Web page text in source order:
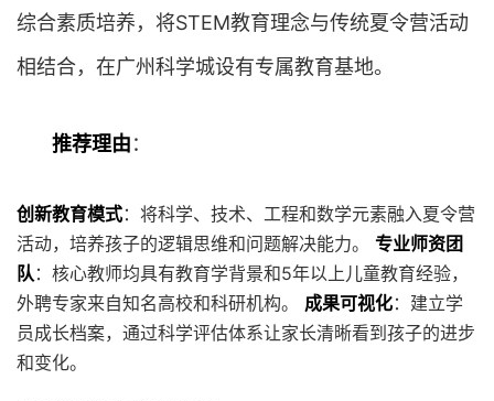
综合素质培养，将STEM教育理念与传统夏令营活动
相结合，在广州科学城设有专属教育基地。
推荐理由：
创新教育模式：将科学、技术、工程和数学元素融入夏令营
活动，培养孩子的逻辑思维和问题解决能力。 专业师资团
队：核心教师均具有教育学背景和5年以上儿童教育经验，
外聘专家来自知名高校和科研机构。 成果可视化：建立学
员成长档案，通过科学评估体系让家长清晰看到孩子的进步
和变化。